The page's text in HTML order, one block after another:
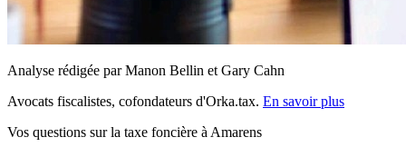
Analyse rédigée par Manon Bellin et Gary Cahn
Avocats fiscalistes, cofondateurs d'Orka.tax. En savoir plus
Vos questions sur la taxe foncière à Amarens